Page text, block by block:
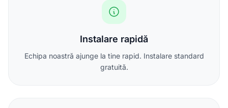
Instalare rapidă
Echipa noastră ajunge la tine rapid. Instalare standard
gratuită.